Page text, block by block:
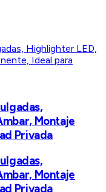
Montaje
Privada
Montaje
Privada